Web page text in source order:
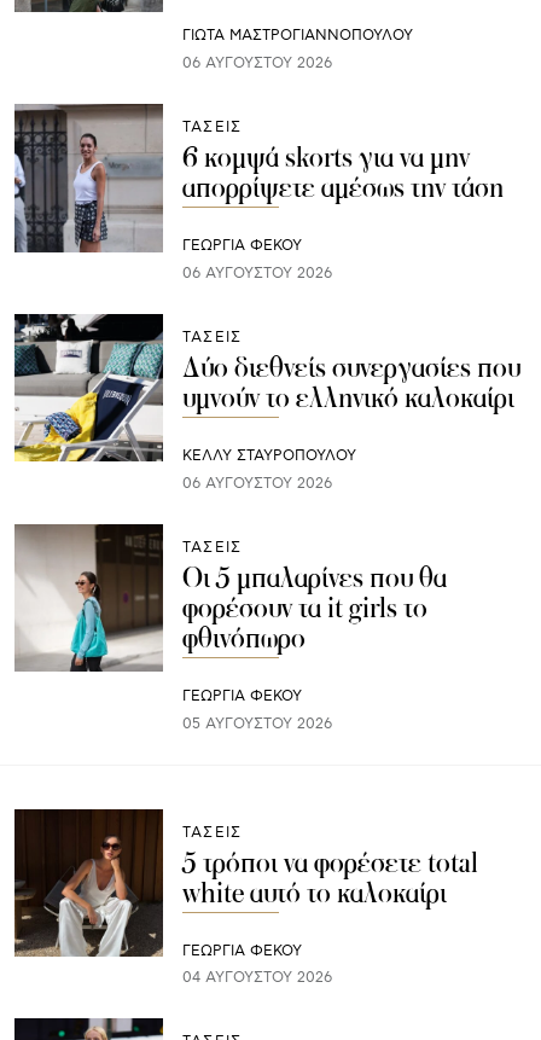
ΓΙΩΤΑ ΜΑΣΤΡΟΓΙΑΝΝΟΠΟΥΛΟΥ
06 ΑΥΓΟΎΣΤΟΥ 2026
ΤΑΣΕΙΣ
6 κομψά skorts για να μην
απορρίψετε αμέσως την τάση
ΓΕΩΡΓΙΑ ΦΕΚΟΥ
06 ΑΥΓΟΎΣΤΟΥ 2026
ΤΑΣΕΙΣ
Δύο διεθνείς συνεργασίες που
υμνούν το ελληνικό καλοκαίρι
ΚΕΛΛΥ ΣΤΑΥΡΟΠΟΥΛΟΥ
06 ΑΥΓΟΎΣΤΟΥ 2026
ΤΑΣΕΙΣ
Οι 5 μπαλαρίνες που θα
φορέσουν τα it girls το
φθινόπωρο
ΓΕΩΡΓΙΑ ΦΕΚΟΥ
05 ΑΥΓΟΎΣΤΟΥ 2026
ΤΑΣΕΙΣ
5 τρόποι να φορέσετε total
white αυτό το καλοκαίρι
ΓΕΩΡΓΙΑ ΦΕΚΟΥ
04 ΑΥΓΟΎΣΤΟΥ 2026